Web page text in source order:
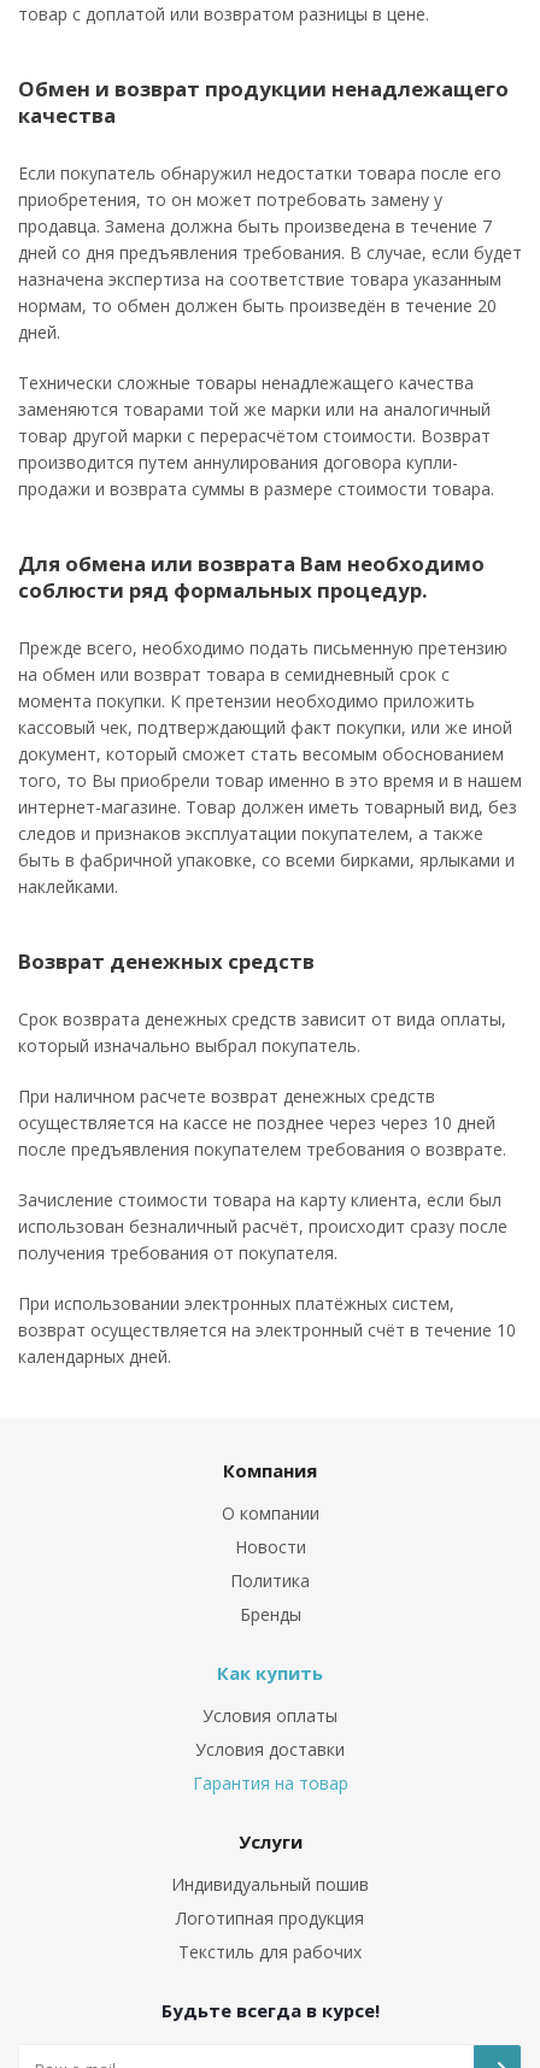
товар с доплатой или возвратом разницы в цене.
Обмен и возврат продукции ненадлежащего
качества
Если покупатель обнаружил недостатки товара после его
приобретения, то он может потребовать замену у
продавца. Замена должна быть произведена в течение 7
дней со дня предъявления требования. В случае, если будет
назначена экспертиза на соответствие товара указанным
нормам, то обмен должен быть произведён в течение 20
дней.
Технически сложные товары ненадлежащего качества
заменяются товарами той же марки или на аналогичный
товар другой марки с перерасчётом стоимости. Возврат
производится путем аннулирования договора купли-
продажи и возврата суммы в размере стоимости товара.
Для обмена или возврата Вам необходимо
соблюсти ряд формальных процедур.
Прежде всего, необходимо подать письменную претензию
на обмен или возврат товара в семидневный срок с
момента покупки. К претензии необходимо приложить
кассовый чек, подтверждающий факт покупки, или же иной
документ, который сможет стать весомым обоснованием
того, то Вы приобрели товар именно в это время и в нашем
интернет-магазине. Товар должен иметь товарный вид, без
следов и признаков эксплуатации покупателем, а также
быть в фабричной упаковке, со всеми бирками, ярлыками и
наклейками.
Возврат денежных средств
Срок возврата денежных средств зависит от вида оплаты,
который изначально выбрал покупатель.
При наличном расчете возврат денежных средств
осуществляется на кассе не позднее через через 10 дней
после предъявления покупателем требования о возврате.
Зачисление стоимости товара на карту клиента, если был
использован безналичный расчёт, происходит сразу после
получения требования от покупателя.
При использовании электронных платёжных систем,
возврат осуществляется на электронный счёт в течение 10
календарных дней.
Компания
О компании
Новости
Политика
Бренды
Как купить
Условия оплаты
Условия доставки
Гарантия на товар
Услуги
Индивидуальный пошив
Логотипная продукция
Текстиль для рабочих
Будьте всегда в курсе!